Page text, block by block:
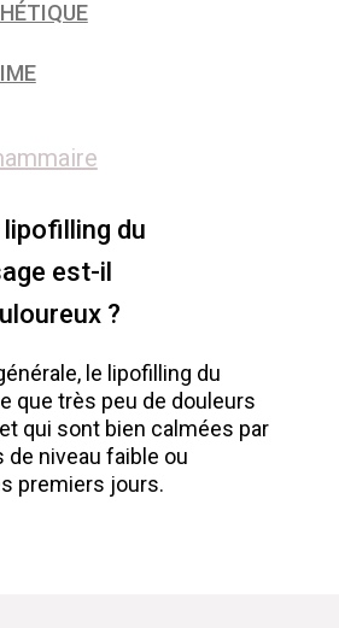
lipofilling du
est-il
?
le lipofilling du
que très peu de douleurs
qui sont bien calmées par
de niveau faible ou
premiers jours.